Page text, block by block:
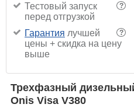
?
Тестовый запуск
перед отгрузкой
?
Гарантия лучшей
цены + скидка на цену
выше
Трехфазный
Onis Visa V380